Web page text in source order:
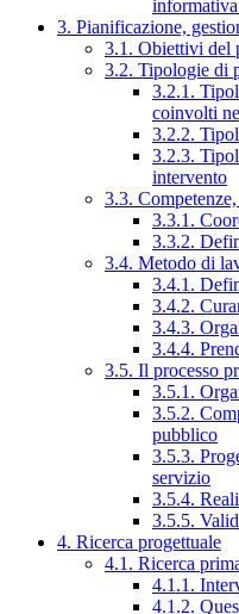
3. Pianificazione,
3.1. Obiettivi del
3.2. Tipologie di
3.2.1.
coinvolti
3.2.2.
3.2.3.
intervento
3.3.
3.3.1.
3.3.2.
3.4. Metodo di
3.4.1.
3.4.2.
3.4.3.
3.4.4.
3.5. Il processo
3.5.1.
3.5.2.
pubblico
3.5.3.
servizio
3.5.4.
3.5.5.
4. Ricerca progettuale
4.1. Ricerca
4.1.1.
4.1.2.